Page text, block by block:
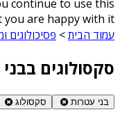
continue to use this
you are happy with it
עמוד הבית> פסיכולוגים
סקסולוגים
בני עטרות סקסולוג